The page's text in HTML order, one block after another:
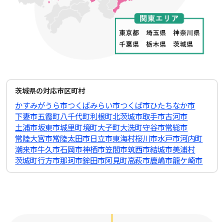
茨城県の対応市区町村
かすみがうら市つくばみらい市つくば市ひたちなか市
下妻市五霞町八千代町利根町北茨城市取手市古河市
土浦市坂東市城里町境町大子町大洗町守谷市常総市
常陸大宮市常陸太田市日立市東海村桜川市水戸市河内町
潮来市牛久市石岡市神栖市笠間市筑西市結城市美浦村
茨城町行方市那珂市鉾田市阿見町高萩市鹿嶋市龍ケ崎市